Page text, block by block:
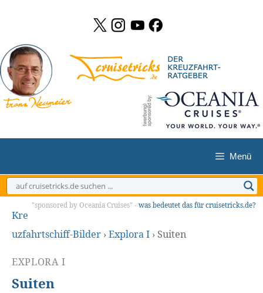
springen
Menü
"sponsored by Oceania Cruises" - was bedeutet das für cruisetricks.de?
Kre
uzfahrtschiff-Bilder ›Explora I ›Suiten
EXPLORA I
Suiten